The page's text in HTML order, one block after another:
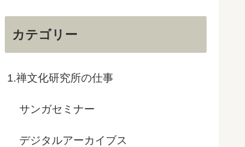
カテゴリー
1.禅文化研究所の仕事
サンガセミナー
デジタルアーカイブス